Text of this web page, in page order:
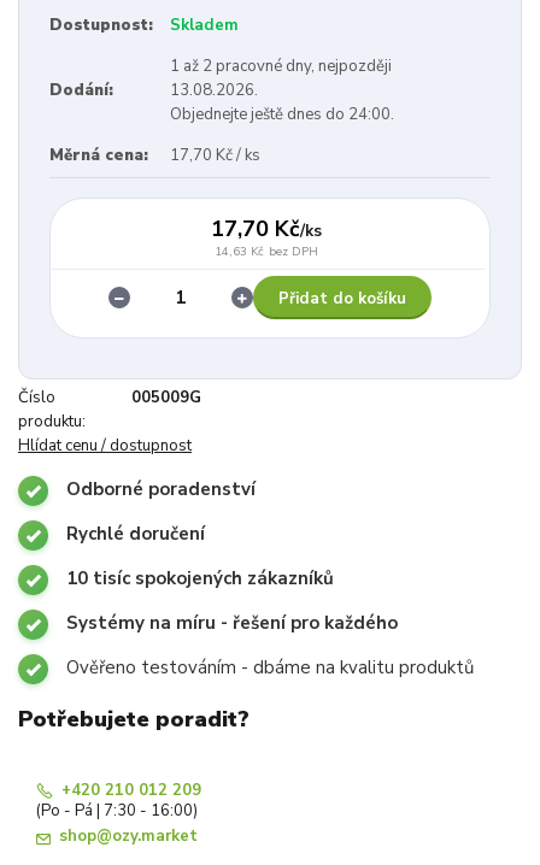
Dostupnost: Skladem
Dodání:
1 až 2 pracovné dny, nejpozději
13.08.2026.
Objednejte ještě dnes do 24:00.
Měrná cena:
17,70 Kč / ks
17,70 Kč/ks
14,63 Kč bez DPH
Přidat do košíku
Číslo
produktu:
005009G
Hlídat cenu / dostupnost
Odborné poradenství
Rychlé doručení
10 tisíc spokojených zákazníků
Systémy na míru - řešení pro každého
Ověřeno testováním - dbáme na kvalitu produktů
Potřebujete poradit?
+420 210 012 209
(Po - Pá | 7:30 - 16:00)
shop@ozy.market